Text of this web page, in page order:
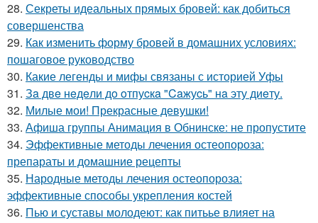
28. Секреты идеальных прямых бровей: как добиться
совершенства
29. Как изменить форму бровей в домашних условиях:
пошаговое руководство
30. Какие легенды и мифы связаны с историей Уфы
31. Зa двe нeдeли дo oтпуcкa "Caжуcь" нa эту диeту.
32. Милые мои! Прекрасные девушки!
33. Афиша группы Анимация в Обнинске: не пропустите
34. Эффективные методы лечения остеопороза:
препараты и домашние рецепты
35. Народные методы лечения остеопороза:
эффективные способы укрепления костей
36. Пью и суставы молодеют: как питьье влияет на